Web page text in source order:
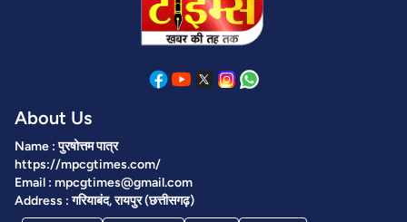
About Us
Name : पुरषोत्तम पात्र
https://mpcgtimes.com/
Email : mpcgtimes@gmail.com
Address : गरियाबंद, रायपुर (छत्तीसगढ़)